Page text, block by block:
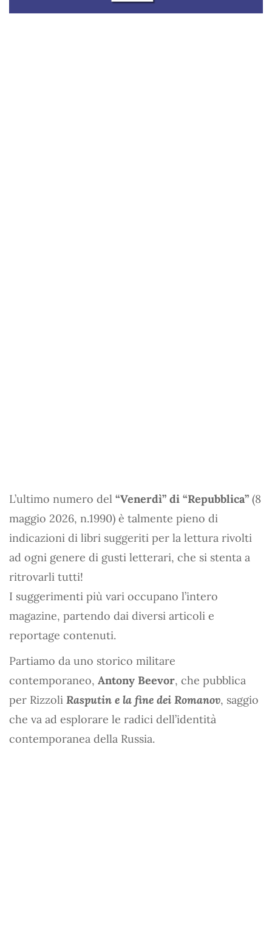
L’ultimo numero del “Venerdì” di “Repubblica” (8
maggio 2026, n.1990) è talmente pieno di
indicazioni di libri suggeriti per la lettura rivolti
ad ogni genere di gusti letterari, che si stenta a
ritrovarli tutti!
I suggerimenti più vari occupano l’intero
magazine, partendo dai diversi articoli e
reportage contenuti.
Partiamo da uno storico militare
contemporaneo, Antony Beevor, che pubblica
per Rizzoli Rasputin e la fine dei Romanov, saggio
che va ad esplorare le radici dell’identità
contemporanea della Russia.